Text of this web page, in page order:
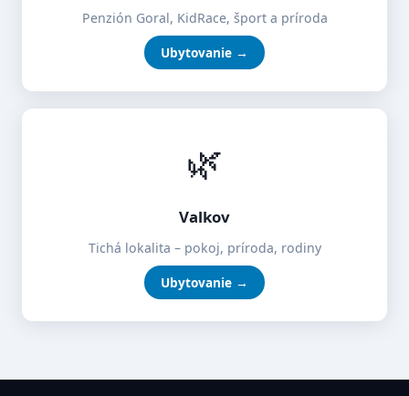
Penzión Goral, KidRace, šport a príroda
Ubytovanie →
🌿
Valkov
Tichá lokalita – pokoj, príroda, rodiny
Ubytovanie →